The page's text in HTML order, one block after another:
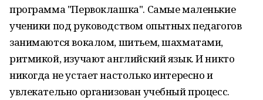
программа "Первоклашка". Самые маленькие
ученики под руководством опытных педагогов
занимаются вокалом, шитьем, шахматами,
ритмикой, изучают английский язык. И никто
никогда не устает настолько интересно и
увлекательно организован учебный процесс.